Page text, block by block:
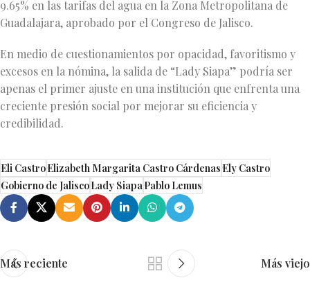
9.65% en las tarifas del agua en la Zona Metropolitana de
Guadalajara, aprobado por el Congreso de Jalisco.
En medio de cuestionamientos por opacidad, favoritismo y
excesos en la nómina, la salida de “Lady Siapa” podría ser
apenas el primer ajuste en una institución que enfrenta una
creciente presión social por mejorar su eficiencia y
credibilidad.
Eli CastroElizabeth Margarita Castro CárdenasEly Castro
Gobierno de JaliscoLady SiapaPablo Lemus
Más reciente Más viejo